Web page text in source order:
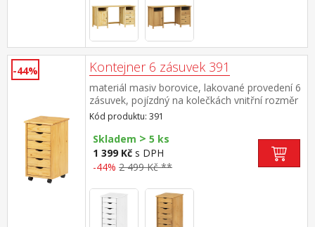
-44% Kontejner 6 zásuvek 391
materiál masiv borovice, lakované provedení 6
zásuvek, pojízdný na kolečkách vnitřní rozměr
zásuvky (š/h/v) 26,7 × 32,5 × 6 cm
Kód produktu: 391
Skladem > 5 ks
1 399 Kč s DPH
-44% 2 499 Kč **